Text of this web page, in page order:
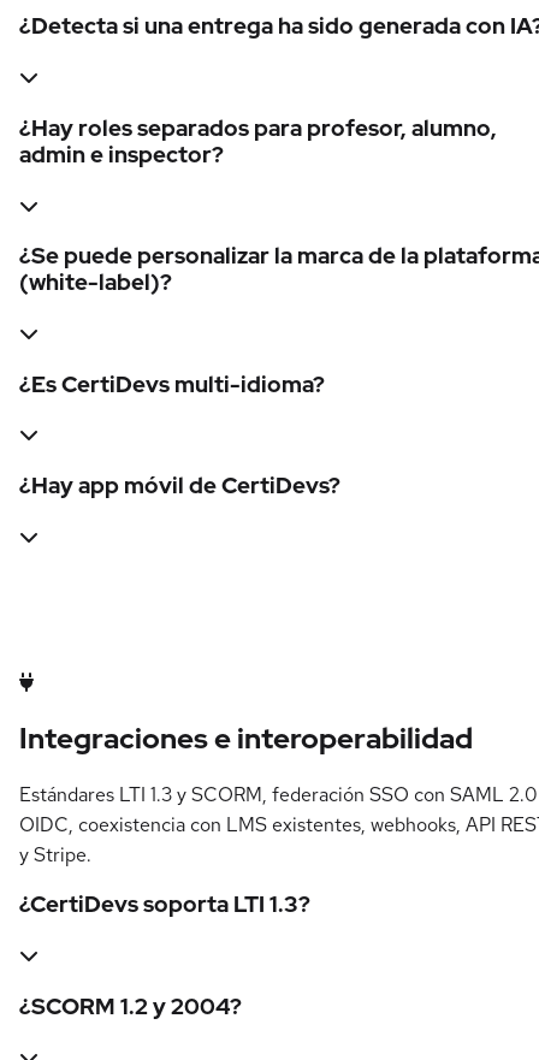
¿Detecta si una entrega ha sido generada con
¿Hay roles separados para profesor, alumno,
admin e inspector?
¿Se puede personalizar la marca de la
(white-label)?
¿Es CertiDevs multi-idioma?
¿Hay app móvil de CertiDevs?
Integraciones e interoperabilidad
Estándares LTI 1.3 y SCORM, federación SSO con SAML
OIDC, coexistencia con LMS existentes, webhooks, API
y Stripe.
¿CertiDevs soporta LTI 1.3?
¿SCORM 1.2 y 2004?